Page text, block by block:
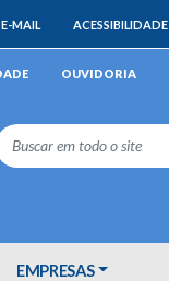
E-MAIL ACESSIBILIDADE
OUVIDORIA
EMPRESAS